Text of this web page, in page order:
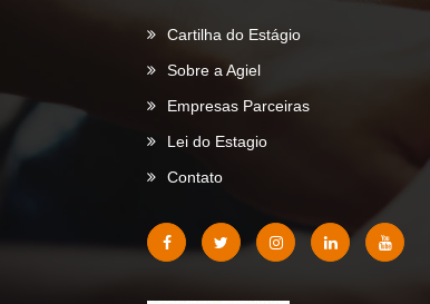
Cartilha do Estágio
Sobre a Agiel
Empresas Parceiras
Lei do Estagio
Contato